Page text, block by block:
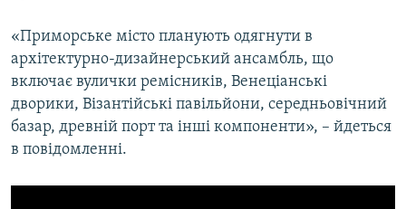
«Приморське місто планують одягнути в
архітектурно-дизайнерський ансамбль, що
включає вулички ремісників, Венеціанські
дворики, Візантійські павільйони, середньовічний
базар, древній порт та інші компоненти», – йдеться
в повідомленні.